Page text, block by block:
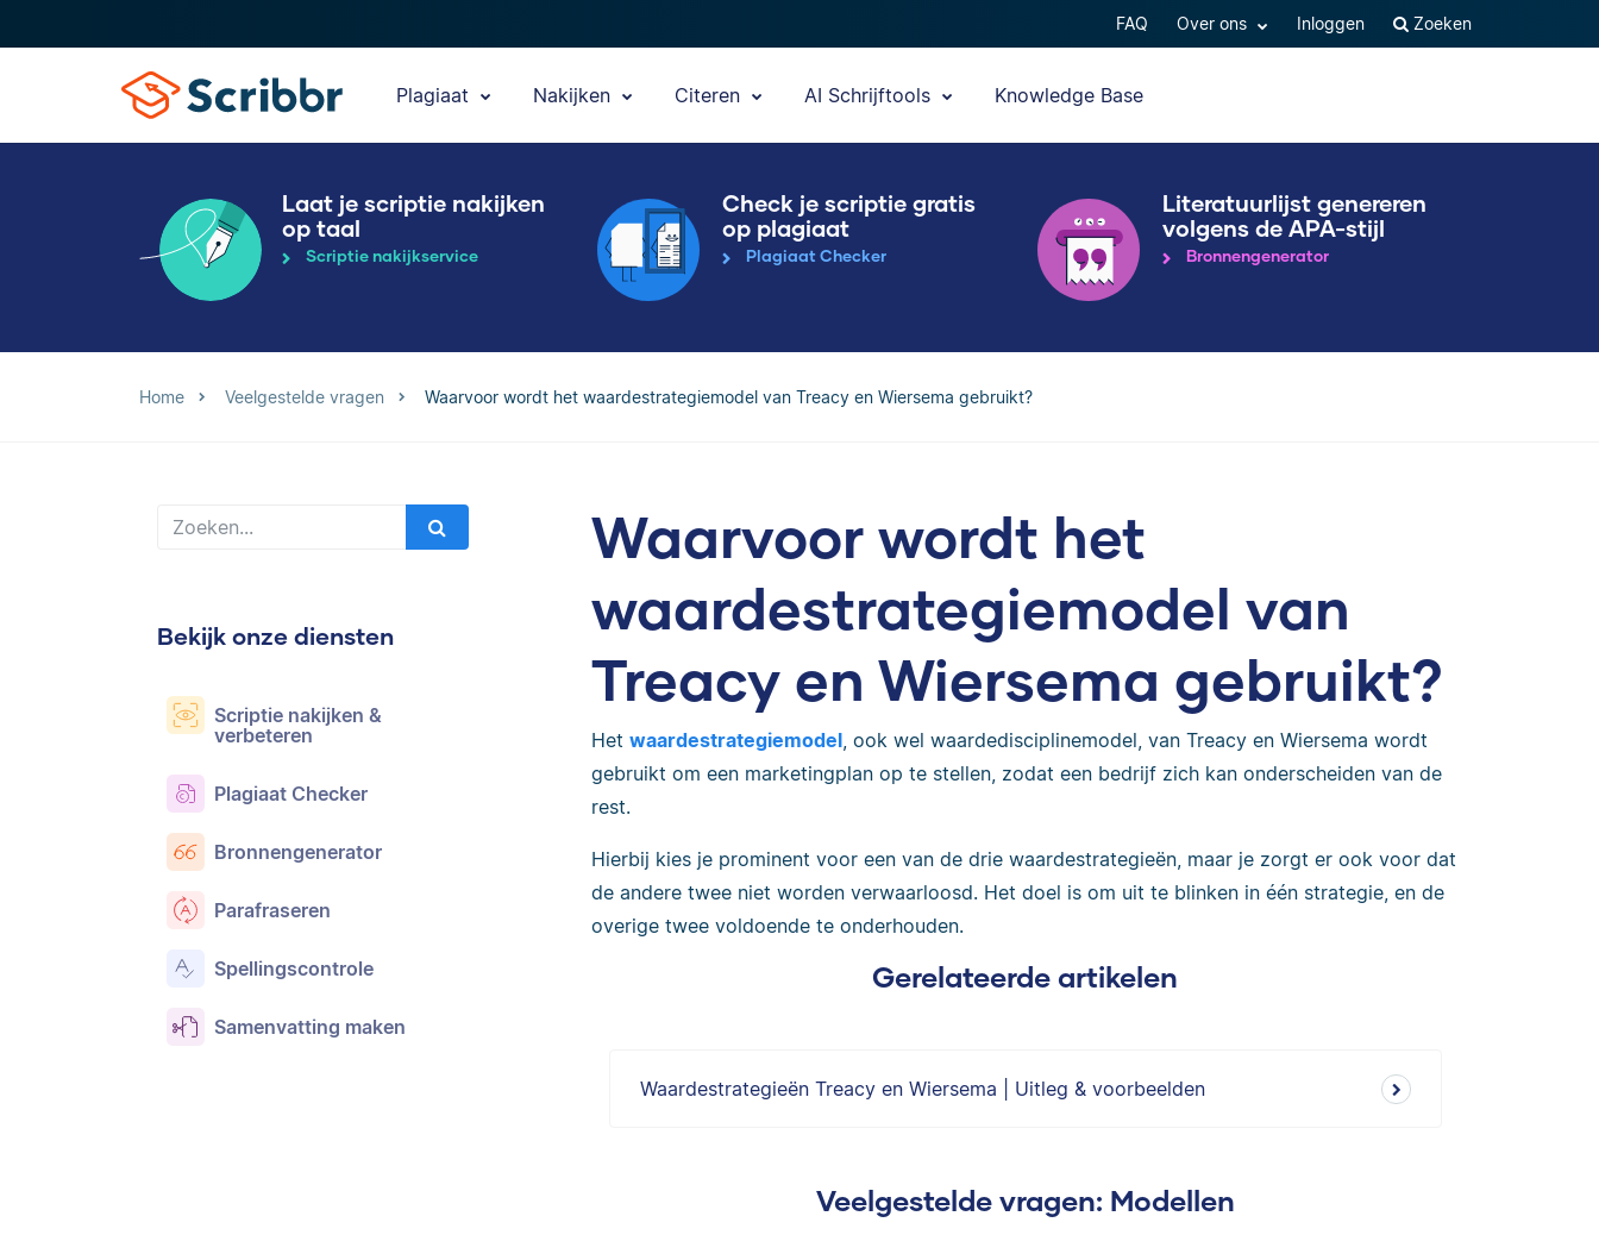
FAQ Over ons Inloggen Zoeken
Plagiaat Nakijken Citeren AI Schrijftools Knowledge Base
Laat je scriptie nakijken
op taal
Scriptie nakijkservice
Check je scriptie gratis
op plagiaat
Plagiaat Checker
Literatuurlijst genereren
volgens de APA-stijl
Bronnengenerator
Home Veelgestelde vragen Waarvoor wordt het waardestrategiemodel van Treacy en Wiersema gebruikt?
Bekijk onze diensten
Scriptie nakijken &
verbeteren
Plagiaat Checker
Bronnengenerator
Parafraseren
Spellingscontrole
Samenvatting maken
Waarvoor wordt het
waardestrategiemodel van
Treacy en Wiersema gebruikt?
Het waardestrategiemodel, ook wel waardedisciplinemodel, van Treacy en Wiersema wordt
gebruikt om een marketingplan op te stellen, zodat een bedrijf zich kan onderscheiden van de
rest.
Hierbij kies je prominent voor een van de drie waardestrategieën, maar je zorgt er ook voor dat
de andere twee niet worden verwaarloosd. Het doel is om uit te blinken in één strategie, en de
overige twee voldoende te onderhouden.
Gerelateerde artikelen
Waardestrategieën Treacy en Wiersema | Uitleg & voorbeelden
Veelgestelde vragen: Modellen